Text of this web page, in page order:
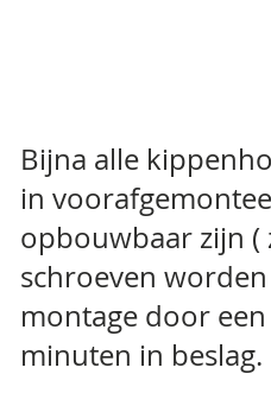
Bijna alle
in
opbouwbaar zijn
schroeven
montage door
minuten in beslag.